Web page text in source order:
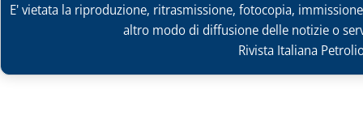
E' vietata la riproduzione, ritrasmissione, fotocopia,
altro modo di diffusione delle notizie o
Rivista Italiana